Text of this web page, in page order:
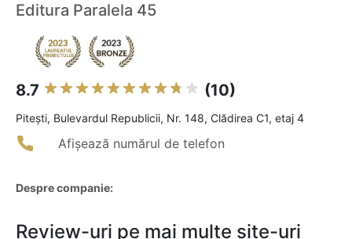
Editura Paralela 45
8.7 (10)
Piteşti, Bulevardul Republicii, Nr. 148, Clădirea C1, etaj 4
Afișează numărul de telefon
Despre companie:
Review-uri pe mai multe site-uri